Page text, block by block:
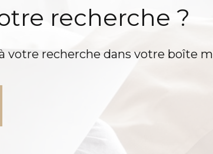
recherche ?
votre recherche dans votre boîte